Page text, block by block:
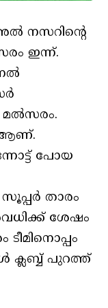
അല്‍ നസറിന്റെ
ഇന്ന്.
മല്‍സരം.
ആണ്.
പോയ
സൂപ്പര്‍ താരം
ശേഷം
ടീമിനൊപ്പം
ക്ലബ്ബ് പുറത്ത്